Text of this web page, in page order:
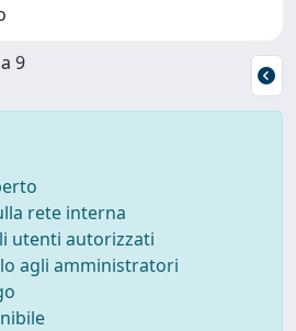
9
rete interna
utenti autorizzati
agli amministratori